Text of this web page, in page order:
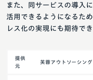
また、同サービスの導入
活用できるようになるた
レス化の実現にも期待でき
提供
元
芙蓉アウトソーシン